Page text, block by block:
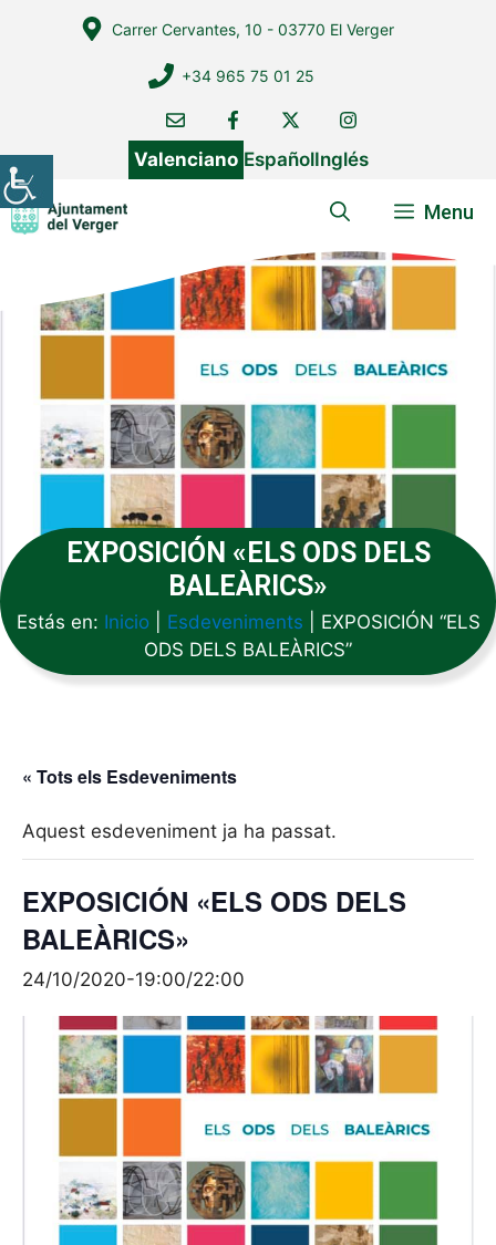
Carrer Cervantes, 10 - 03770 El Verger
+34 965 75 01 25
Valenciano EspañolInglés
Menu
EXPOSICIÓN «ELS ODS DELS
BALEÀRICS»
Estás en: Inicio| Esdeveniments
EXPOSICIÓN “ELS
ODS DELS BALEÀRICS”
« Tots els Esdeveniments
Aquest esdeveniment ja ha passat.
EXPOSICIÓN «ELS ODS DELS
BALEÀRICS»
24/10/2020-19:00/22:00